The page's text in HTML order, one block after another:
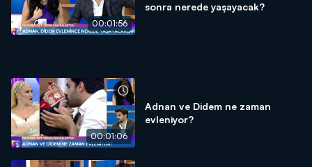
00:01:56
sonra nerede yaşayacak?
00:01:06
Adnan ve Didem ne zaman
evleniyor?